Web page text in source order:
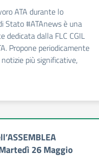
ATA durante lo
Stato #ATAnews è una
dedicata dalla FLC CGIL
Propone periodicamente
più significative,
26 Maggio